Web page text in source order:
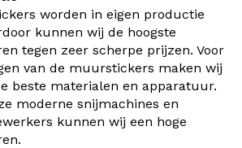
worden in eigen productie
kunnen wij de hoogste
tegen zeer scherpe prijzen. Voor
van de muurstickers maken wij
beste materialen en apparatuur.
moderne snijmachines en
kunnen wij een hoge